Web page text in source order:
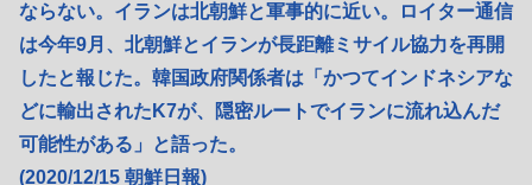
ならない。イランは北朝鮮と軍事的に近い。ロイター通信
は今年9月、北朝鮮とイランが長距離ミサイル協力を再開
したと報じた。韓国政府関係者は「かつてインドネシアな
どに輸出されたK7が、隠密ルートでイランに流れ込んだ
可能性がある」と語った。
(2020/12/15 朝鮮日報)